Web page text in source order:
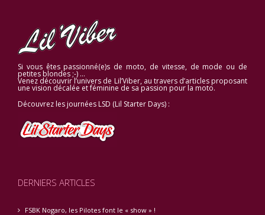
Si vous êtes passionné(e)s de moto, de vitesse, de mode ou de
petites blondes ;-) …
Venez découvrir l’univers de Lil’Viber, au travers d’articles proposant
une vision décalée et féminine de sa passion pour la moto.
Découvrez les journées LSD (Lil Starter Days) :
DERNIERS ARTICLES
FSBK Nogaro, les Pilotes font le « show » !